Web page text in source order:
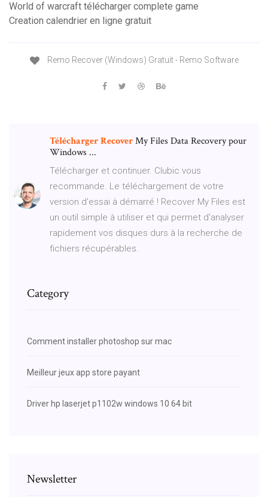
World of warcraft télécharger complete game
Creation calendrier en ligne gratuit
Remo Recover (Windows) Gratuit - Remo Software
TéléchargerRecoverMy Files Data Recovery pour
Windows ...
Télécharger et continuer. Clubic vous
recommande. Le téléchargement de votre
version d'essai à démarré ! Recover My Files est
un outil simple à utiliser et qui permet d'analyser
rapidement vos disques durs à la recherche de
fichiers récupérables.
Category
Comment installer photoshop sur mac
Meilleur jeux app store payant
Driver hp laserjet p1102w windows 10 64 bit
Newsletter